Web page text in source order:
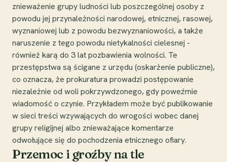
znieważenie grupy ludności lub poszczególnej osoby z
powodu jej przynależności narodowej, etnicznej, rasowej,
wyznaniowej lub z powodu bezwyznaniowości, a także
naruszenie z tego powodu nietykalności cielesnej -
również karą do 3 lat pozbawienia wolności. Te
przestępstwa są ścigane z urzędu (oskarżenie publiczne),
co oznacza, że prokuratura prowadzi postępowanie
niezależnie od woli pokrzywdzonego, gdy poweźmie
wiadomość o czynie. Przykładem może być publikowanie
w sieci treści wzywających do wrogości wobec danej
grupy religijnej albo znieważające komentarze
odwołujące się do pochodzenia etnicznego ofiary.
Przemoc i groźby na tle